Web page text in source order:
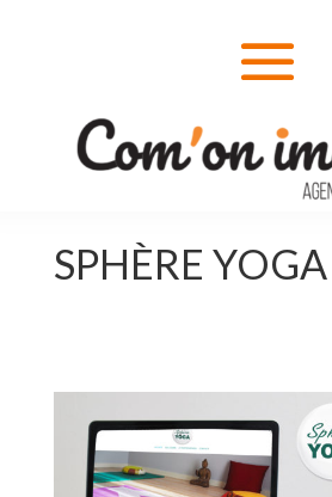
SPHÈRE YOGA